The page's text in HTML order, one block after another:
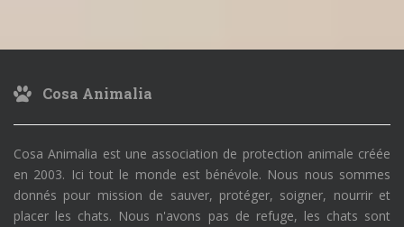
Cosa Animalia
Cosa Animalia est une association de protection animale créée
en 2003. Ici tout le monde est bénévole. Nous nous sommes
donnés pour mission de sauver, protéger, soigner, nourrir et
placer les chats. Nous n'avons pas de refuge, les chats sont